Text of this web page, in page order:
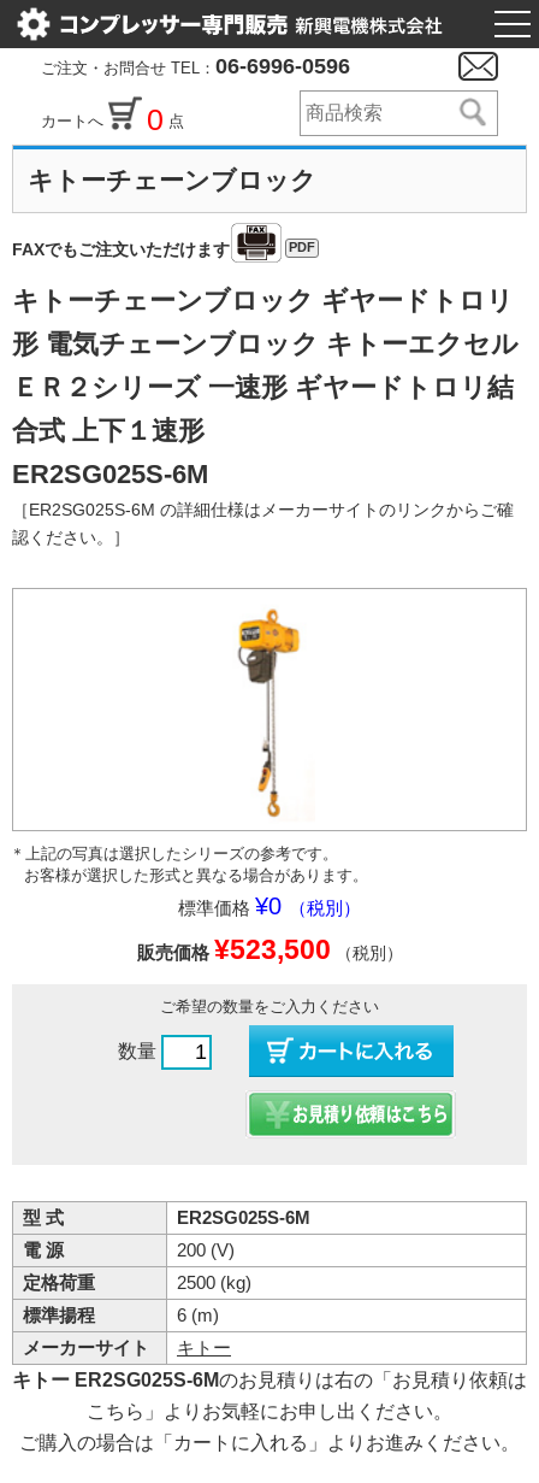
ご注文・お問合せ TEL： 06-6996-0596
カートへ 0 点
キトーチェーンブロック
FAXでもご注文いただけます PDF
キトーチェーンブロック ギヤードトロリ
形 電気チェーンブロック キトーエクセル
ＥＲ２シリーズ 一速形 ギヤードトロリ結
合式 上下１速形
ER2SG025S-6M
［ER2SG025S-6M の詳細仕様はメーカーサイトのリンクからご確
認ください。］
＊上記の写真は選択したシリーズの参考です。
お客様が選択した形式と異なる場合があります。
標準価格 ¥0 （税別）
販売価格 ¥523,500 （税別）
ご希望の数量をご入力ください
数量
型 式
ER2SG025S-6M
電 源
200 (V)
定格荷重
2500 (kg)
標準揚程
6 (m)
メーカーサイト
キトー
キトー ER2SG025S-6Mのお見積りは右の「お見積り依頼は
こちら」よりお気軽にお申し出ください。
ご購入の場合は「カートに入れる」よりお進みください。